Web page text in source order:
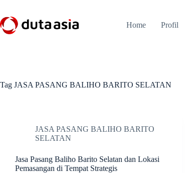
content
Home Profil
Tag JASA PASANG BALIHO BARITO SELATAN
JASA PASANG BALIHO BARITO
SELATAN
Jasa Pasang Baliho Barito Selatan dan Lokasi
Pemasangan di Tempat Strategis